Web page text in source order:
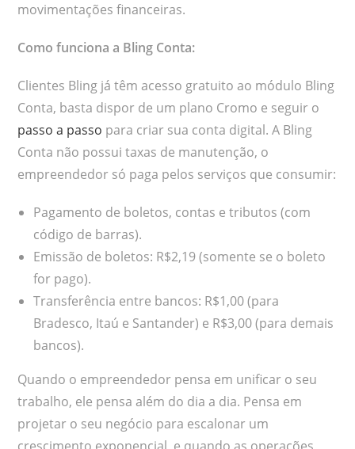
movimentações financeiras.
Como funciona a Bling Conta:
Clientes Bling já têm acesso gratuito ao módulo Bling
Conta, basta dispor de um plano Cromo e seguir o
passo a passo para criar sua conta digital. A Bling
Conta não possui taxas de manutenção, o
empreendedor só paga pelos serviços que consumir:
Pagamento de boletos, contas e tributos (com
código de barras).
Emissão de boletos: R$2,19 (somente se o boleto
for pago).
Transferência entre bancos: R$1,00 (para
Bradesco, Itaú e Santander) e R$3,00 (para demais
bancos).
Quando o empreendedor pensa em unificar o seu
trabalho, ele pensa além do dia a dia. Pensa em
projetar o seu negócio para escalonar um